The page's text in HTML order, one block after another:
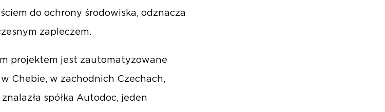
do ochrony środowiska, odznacza
zapleczem.
projektem jest zautomatyzowane
Chebie, w zachodnich Czechach,
spółka Autodoc, jeden